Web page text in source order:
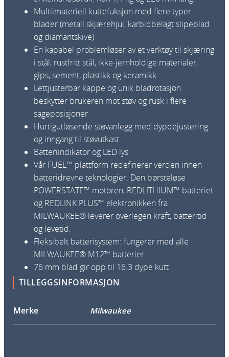
Multiimateriell kuttefuksjon med flere typer
blader (metall skjærehjul, karbidbelagt slipeblad
og diamantskive)
En kapabel problemløser av et verktøy til skjæring
i stål, rustfritt stål, ikke-jernholdige materialer,
gips, sement, plastikk og keramikk
Lettjusterbar kappe og unik bladrotasjon
beskytter brukeren mot støv og rusk i flere
sageposisjoner
Hurtigutløsende støvanlegg med dypdejustering
og inngang til støvutkast
Batteriindikator og LED lys
Vår FUEL™ plattform redefinerer verden innen
batteridrevne teknologier. Den børsteløse
POWERSTATE™ motoren, REDLITHIUM™ batteriet
og REDLINK PLUS™ elektronikken fra
MILWAUKEE® leverer overlegen kraft, batteritid
og levetid.
Fleksibelt batterisystem: fungerer med alle
MILWAUKEE® M12™ batterier
76 mm blad gir opp til 16.3 dype kutt
TILLEGGSINFORMASJON
Merke Milwaukee